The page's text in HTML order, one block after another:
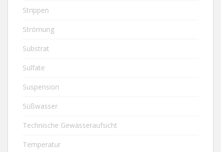
Strippen
Strömung
Substrat
Sulfate
Suspension
Süßwasser
Technische Gewässeraufsicht
Temperatur